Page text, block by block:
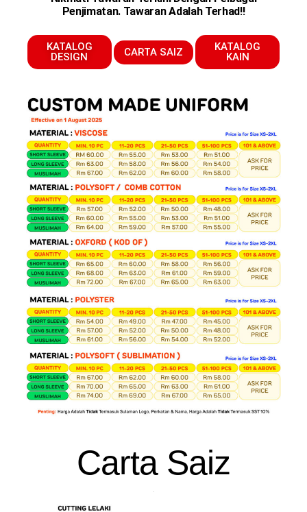
Penjimatan. Tawaran Adalah Terhad!!
KATALOG
DESIGN
CARTA SAIZ
KATALOG
KAIN
Carta Saiz